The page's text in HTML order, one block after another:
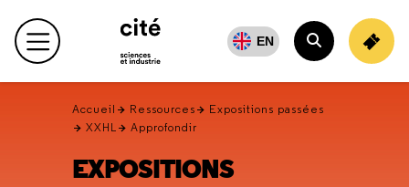
en
haut Menu principal EN
Rechercher
Accueil Ressources
Expositions passées
XXHL
Approfondir
EXPOSITIONS